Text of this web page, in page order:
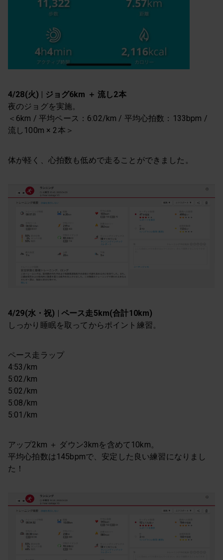
4/28(火) | ジョグ6km ＋ 流し2本
夜のジョグを実施。
＜6km / 平均ペース：6:02/km / 平均心拍数：133bpm /
流し100m × 2本＞
体が軽く、心拍数も低めで走ることができました。
4/29(水・祝) | ペース走5km(合計10km)
しっかり睡眠を取ってからポイント練習。
ペース走ラップ
4:53/km
5:02/km
5:02/km
5:08/km
5:01/km
アップ2km ＋ ダウン3kmを含めて10km。
平均心拍数は145bpmで、安定した良い練習になりまし
た！